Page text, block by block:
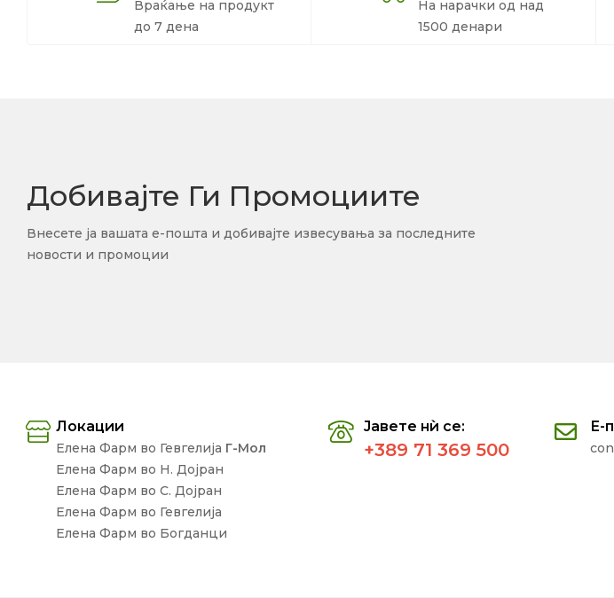
Враќање на продукт
до 7 дена
На нарачки од над
1500 денари
Добивајте Ги Промоциите
Внесете ја вашата е-пошта и добивајте извесувања за последните
новости и промоции
Локации
Елена Фарм во Гевгелија Г-Мол
Елена Фарм во Н. Дојран
Елена Фарм во С. Дојран
Елена Фарм во Гевгелија
Елена Фарм во Богданци
Јавете нѝ се:
+389 71 369 500
Е-